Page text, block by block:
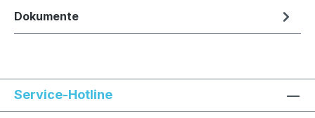
Dokumente
Service-Hotline